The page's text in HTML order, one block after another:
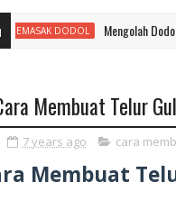
DODOL Mengolah Dodol
Membuat Telur
7 years ago cara
Membuat